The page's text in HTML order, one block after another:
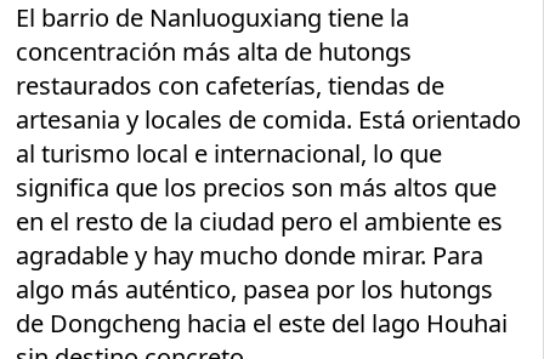
El barrio de Nanluoguxiang tiene la
concentración más alta de hutongs
restaurados con cafeterías, tiendas de
artesania y locales de comida. Está orientado
al turismo local e internacional, lo que
significa que los precios son más altos que
en el resto de la ciudad pero el ambiente es
agradable y hay mucho donde mirar. Para
algo más auténtico, pasea por los hutongs
de Dongcheng hacia el este del lago Houhai